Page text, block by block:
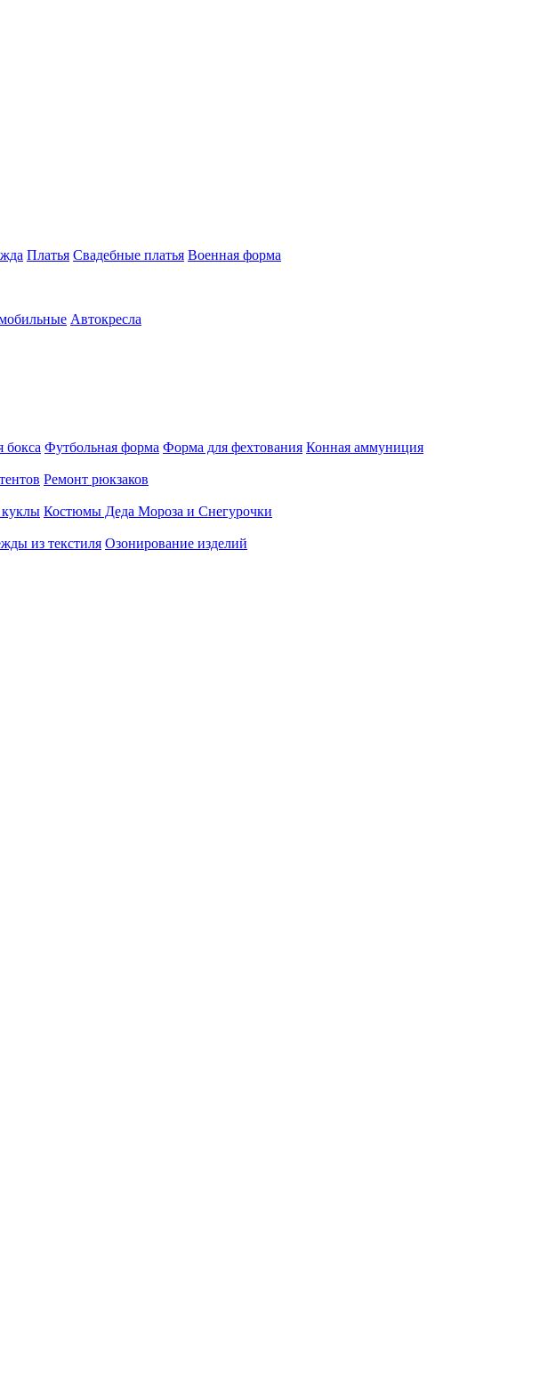
Платья Свадебные платья Военная форма
Автокресла
бокса Футбольная форма Форма для фехтования Конная аммуниция
Ремонт рюкзаков
куклы Костюмы Деда Мороза и Снегурочки
из текстиля Озонирование изделий